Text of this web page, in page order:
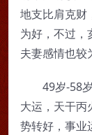
地支比肩克财
为好，不过，
夫妻感情也较
49岁-58
大运，天干丙
势转好，事业